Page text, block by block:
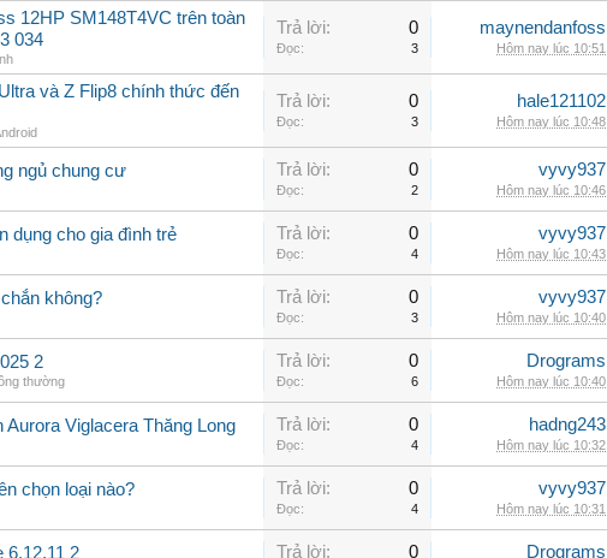
12HP SM148T4VC trên toàn
034
Trả lời: 0
Đọc: 3
maynendanfoss
Hôm nay lúc 10:51
và Z Flip8 chính thức đến
Trả lời: 0
Đọc: 3
hale121102
Hôm nay lúc 10:48
ngủ chung cư Trả lời: 0
Đọc: 2
vyvy937
Hôm nay lúc 10:46
dụng cho gia đình trẻ Trả lời: 0
Đọc: 4
vyvy937
Hôm nay lúc 10:43
không? Trả lời: 0
Đọc: 3
vyvy937
Hôm nay lúc 10:40
2
thường
Trả lời: 0
Đọc: 6
Drograms
Hôm nay lúc 10:40
Viglacera Thăng Long Trả lời: 0
Đọc: 4
hadng243
Hôm nay lúc 10:32
chọn loại nào? Trả lời: 0
Đọc: 4
vyvy937
Hôm nay lúc 10:31
6.12.11 2 Trả lời: 0 Drograms